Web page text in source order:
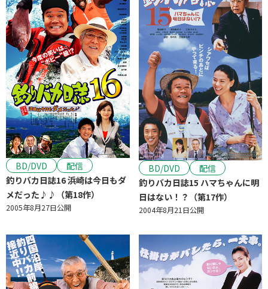
BD/DVD
配信
釣りバカ日誌16 浜崎は今日もダ
メだった♪♪（第18作）
2005年8月27日公開
BD/DVD
配信
釣りバカ日誌15 ハマちゃんに明
日はない！？（第17作）
2004年8月21日公開